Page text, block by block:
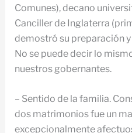
Comunes), decano
Canciller de Inglaterra
demostró su preparación
No se puede decir lo
nuestros gobernantes.
– Sentido de la familia.
dos matrimonios fue un
excepcionalmente